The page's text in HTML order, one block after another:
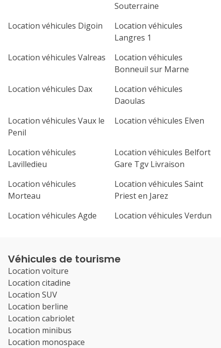
23
28 29 30
Souterraine
Location véhicules Digoin
Location véhicules
Langres 1
Location véhicules Valreas
Location véhicules
Bonneuil sur Marne
Location véhicules Dax
Location véhicules
Daoulas
Location véhicules Vaux le
Penil
Location véhicules Elven
Location véhicules
Lavilledieu
Location véhicules Belfort
Gare Tgv Livraison
Location véhicules
Morteau
Location véhicules Saint
Priest en Jarez
Location véhicules Agde
Location véhicules Verdun
Véhicules de tourisme
Location voiture
Location citadine
Location SUV
Location berline
Location cabriolet
Location minibus
Location monospace